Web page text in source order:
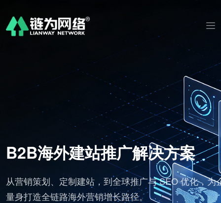
为企业
AI 视频剪辑社媒发布工作
标准化批量出片，适配海外社媒流量规则，多语
分发全球渠道。